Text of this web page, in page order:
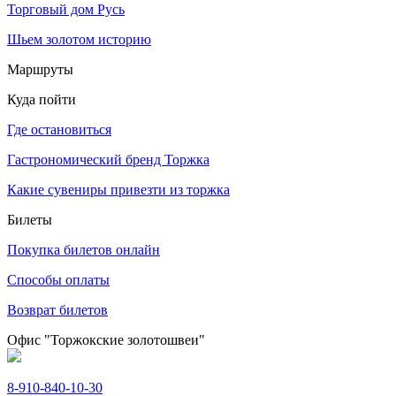
Торговый дом Русь
Шьем золотом историю
Маршруты
Куда пойти
Где остановиться
Гастрономический бренд Торжка
Какие сувениры привезти из торжка
Билеты
Покупка билетов онлайн
Способы оплаты
Возврат билетов
Офис "Торжокские золотошвеи"
8-910-840-10-30